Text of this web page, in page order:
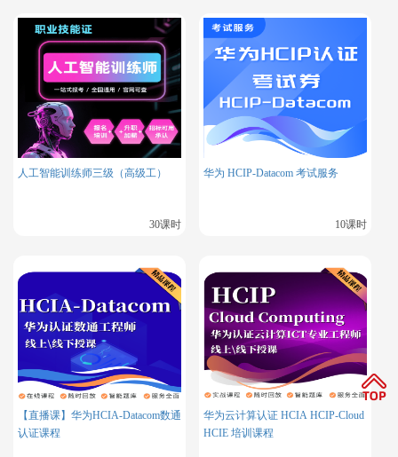
随时咨询博睿谷团队（电话：18503067430/1850306742
9，同微信号），或者通过QQ：3997916003与我们取得联
系。
人工智能训练师三级（高级工）
30课时
华为 HCIP-Datacom 考试服务
10课时
【直播课】华为HCIA-Datacom数通
认证课程
华为云计算认证 HCIA HCIP-Cloud
HCIE 培训课程